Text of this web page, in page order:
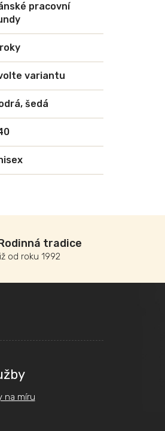
tradice
od roku 1992
pracovní
variantu
šedá
na míru